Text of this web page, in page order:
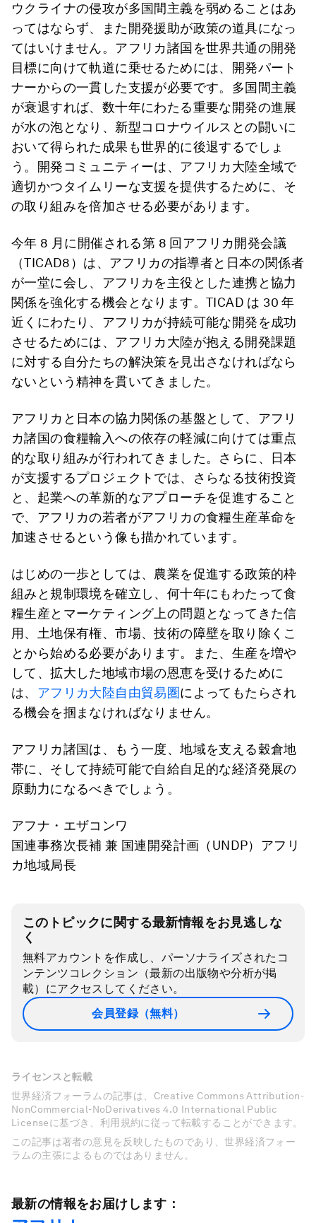
ウクライナの侵攻が多国間主義を弱めることはあ
ってはならず、また開発援助が政策の道具になっ
てはいけません。アフリカ諸国を世界共通の開発
目標に向けて軌道に乗せるためには、開発パート
ナーからの一貫した支援が必要です。多国間主義
が衰退すれば、数十年にわたる重要な開発の進展
が水の泡となり、新型コロナウイルスとの闘いに
おいて得られた成果も世界的に後退するでしょ
う。開発コミュニティーは、アフリカ大陸全域で
適切かつタイムリーな支援を提供するために、そ
の取り組みを倍加させる必要があります。
今年 8 月に開催される第 8 回アフリカ開発会議
（TICAD8）は、アフリカの指導者と日本の関係者
が一堂に会し、アフリカを主役とした連携と協力
関係を強化する機会となります。TICAD は 30 年
近くにわたり、アフリカが持続可能な開発を成功
させるためには、アフリカ大陸が抱える開発課題
に対する自分たちの解決策を見出さなければなら
ないという精神を貫いてきました。
アフリカと日本の協力関係の基盤として、アフリ
カ諸国の食糧輸入への依存の軽減に向けては重点
的な取り組みが行われてきました。さらに、日本
が支援するプロジェクトでは、さらなる技術投資
と、起業への革新的なアプローチを促進すること
で、アフリカの若者がアフリカの食糧生産革命を
加速させるという像も描かれています。
はじめの一歩としては、農業を促進する政策的枠
組みと規制環境を確立し、何十年にもわたって食
糧生産とマーケティング上の問題となってきた信
用、土地保有権、市場、技術の障壁を取り除くこ
とから始める必要があります。また、生産を増や
して、拡大した地域市場の恩恵を受けるために
は、 アフリカ大陸自由貿易圏によってもたらされ
る機会を掴まなければなりません。
アフリカ諸国は、もう一度、地域を支える穀倉地
帯に、そして持続可能で自給自足的な経済発展の
原動力になるべきでしょう。
アフナ・エザコンワ
国連事務次長補 兼 国連開発計画（UNDP）アフリ
カ地域局長
このトピックに関する最新情報をお見逃しな
く
無料アカウントを作成し、パーソナライズされたコ
ンテンツコレクション（最新の出版物や分析が掲
載）にアクセスしてください。
会員登録（無料）
ライセンスと転載
世界経済フォーラムの記事は、Creative Commons Attribution-
NonCommercial-NoDerivatives 4.0 International Public
Licenseに基づき、利用規約に従って転載することができます。
この記事は著者の意見を反映したものであり、世界経済フォー
ラムの主張によるものではありません。
最新の情報をお届けします：